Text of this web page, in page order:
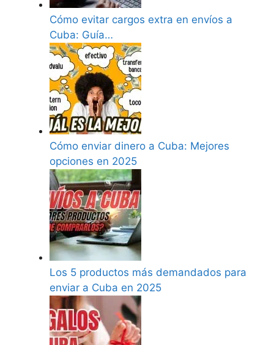
Cómo evitar cargos extra en envíos a
Cuba: Guía…
Cómo enviar dinero a Cuba: Mejores
opciones en 2025
Los 5 productos más demandados para
enviar a Cuba en 2025